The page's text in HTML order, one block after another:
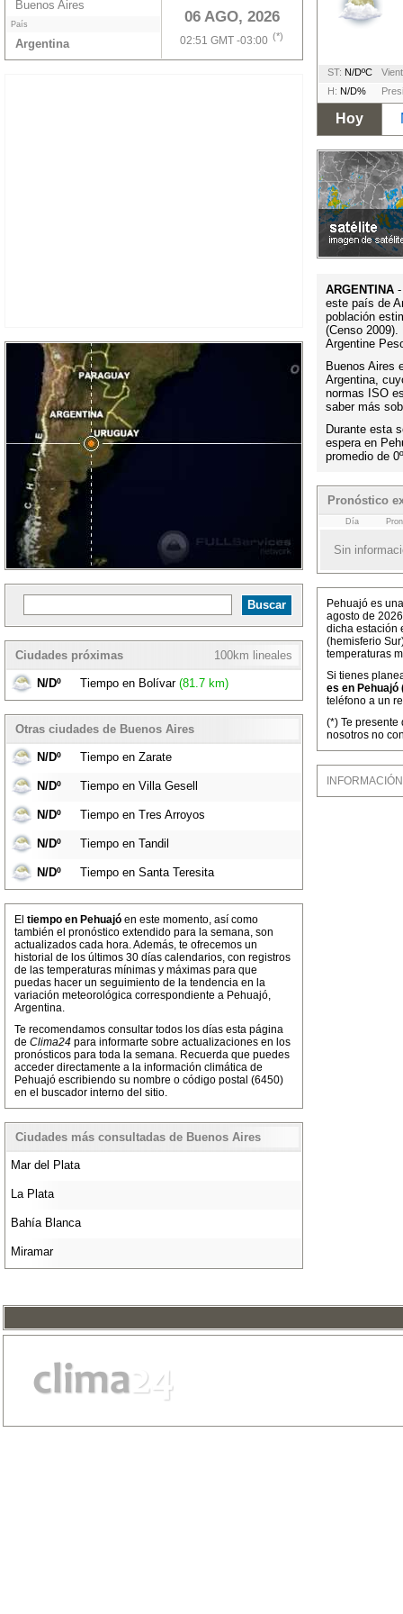
06 AGO, 2026
02:51 GMT -03:00 (*)
Buenos Aires
País
Argentina
100km lineales
Ciudades próximas
N/Dº Tiempo en Bolívar(81.7 km)
Otras ciudades de Buenos Aires
N/Dº Tiempo en Zarate
N/Dº Tiempo en Villa Gesell
N/Dº Tiempo en Tres Arroyos
N/Dº Tiempo en Tandil
N/Dº Tiempo en Santa Teresita
El tiempo en Pehuajó en este momento, así como
también el pronóstico extendido para la semana, son
actualizados cada hora. Además, te ofrecemos un
historial de los últimos 30 días calendarios, con registros
de las temperaturas mínimas y máximas para que
puedas hacer un seguimiento de la tendencia en la
variación meteorológica correspondiente a Pehuajó,
Argentina.
Te recomendamos consultar todos los días esta página
de Clima24 para informarte sobre actualizaciones en los
pronósticos para toda la semana. Recuerda que puedes
acceder directamente a la información climática de
Pehuajó escribiendo su nombre o código postal (6450)
en el buscador interno del sitio.
Ciudades más consultadas de Buenos Aires
Mar del Plata
La Plata
Bahía Blanca
Miramar
ST: N/DºC
H: N/D%
Hoy
ARGENTINA
este país de
población
(Censo
Argentine
Buenos Aires
Argentina,
normas ISO
saber más
Durante esta
espera en
promedio de
Pronóstico
Día
Sin
Pehuajó es
agosto de
dicha estación
(hemisferio
temperaturas
Si tienes
es en Pehuajó
teléfono a un
(*) Te
nosotros no